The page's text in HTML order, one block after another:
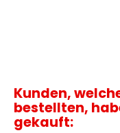
Kunden,
bestellten,
gekauft: